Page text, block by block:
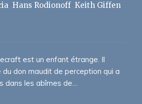
Hans Rodionoff Keith Giffen
est un enfant étrange. Il
don maudit de perception qui a
dans les abîmes de…